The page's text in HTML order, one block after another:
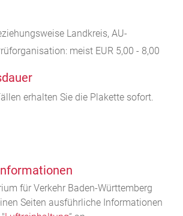
Landkreis, AU-
meist EUR 5,00 - 8,00
erhalten Sie die Plakette sofort.
für Verkehr Baden-Württemberg
Seiten ausführliche Informationen